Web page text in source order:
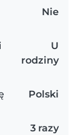
Nie
U
rodziny
Polski
3 razy